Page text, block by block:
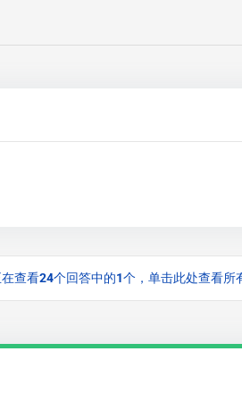
查看24个回答中的1个，单击此处查看所